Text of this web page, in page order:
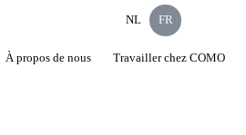
À propos de nous Travailler chez COMO
NL FR